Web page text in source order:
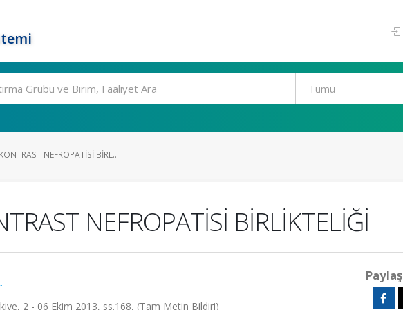
NEFROPATİSİ BİRL...
NEFROPATİSİ BİRLİKTELİĞİ
2 - 06 Ekim 2013, ss.168, (Tam Metin Bildiri)
Paylaş